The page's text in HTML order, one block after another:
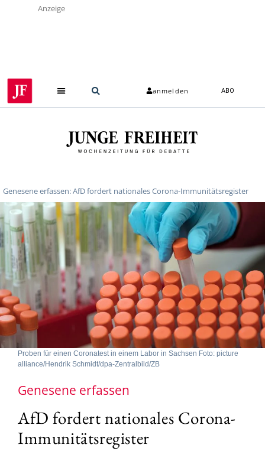
Anzeige
anmelden ABO
Genesene erfassen: AfD fordert nationales Corona-Immunitätsregister
Proben für einen Coronatest in einem Labor in Sachsen Foto: picture
alliance/Hendrik Schmidt/dpa-Zentralbild/ZB
Genesene erfassen
AfD fordert nationales Corona-
Immunitätsregister